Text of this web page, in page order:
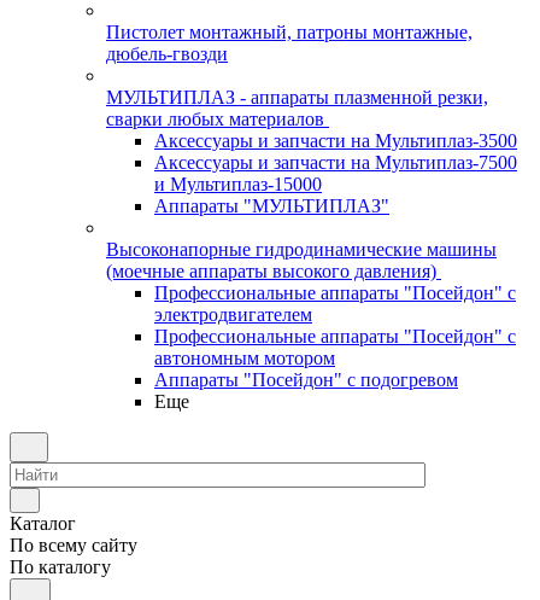
Пистолет монтажный, патроны монтажные,
дюбель-гвозди
МУЛЬТИПЛАЗ - аппараты плазменной резки,
сварки любых материалов
Аксессуары и запчасти на Мультиплаз-3500
Аксессуары и запчасти на Мультиплаз-7500
и Мультиплаз-15000
Аппараты "МУЛЬТИПЛАЗ"
Высоконапорные гидродинамические машины
(моечные аппараты высокого давления)
Профессиональные аппараты "Посейдон" с
электродвигателем
Профессиональные аппараты "Посейдон" с
автономным мотором
Аппараты "Посейдон" с подогревом
Еще
Каталог
По всему сайту
По каталогу